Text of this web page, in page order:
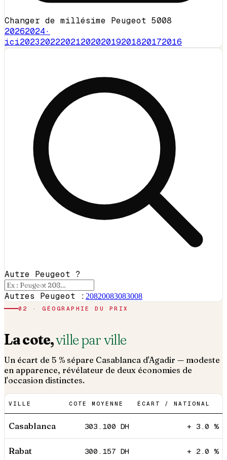
Changer de millésime Peugeot 5008
20262024·
ici20232022202120202019201820172016
Autre Peugeot ?
Autres Peugeot : 20820083083008
02 · GÉOGRAPHIE DU PRIX
La cote,ville par ville
Un écart de 5 % sépare Casablanca d'Agadir — modeste
en apparence, révélateur de deux économies de
l'occasion distinctes.
VILLE COTE MOYENNE ÉCART / NATIONAL
Casablanca 303.100 DH + 3.0 %
Rabat 300.157 DH + 2.0 %